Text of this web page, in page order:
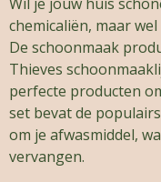
chemicaliën, maar
De schoonmaak
Thieves
perfecte producten
set bevat de
om je afwasmiddel,
vervangen.